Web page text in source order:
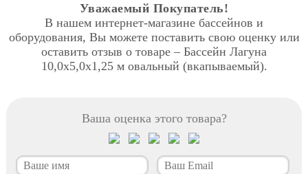
Уважаемый Покупатель!
В нашем интернет-магазине бассейнов и
оборудования, Вы можете поставить свою оценку или
оставить отзыв о товаре – Бассейн Лагуна
10,0х5,0х1,25 м овальный (вкапываемый).
Ваша оценка этого товара?